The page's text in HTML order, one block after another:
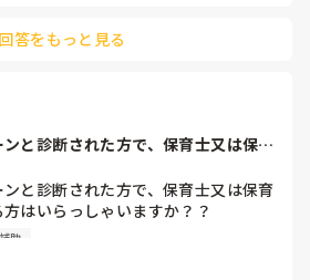
回答をもっと見る
と診断された方で、保育士又は保育
と診断された方で、保育士又は保育
はいらっしゃいますか？？
してますか？またどんな対処法して
レーゾーンと診断されました。
助